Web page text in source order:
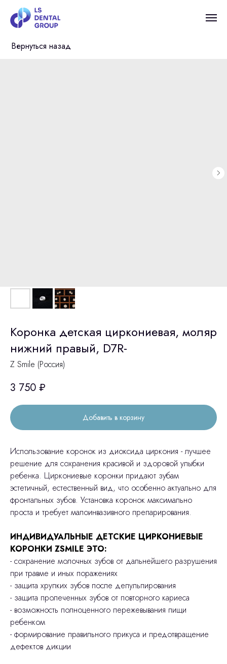
Вернуться назад
Коронка детская циркониевая, моляр
нижний правый, D7R-
Z Smile (Россия)
3 750 ₽
Добавить в корзину
Использование коронок из диоксида циркония - лучшее
решение для сохранения красивой и здоровой улыбки
ребенка. Циркониевые коронки придают зубам
эстетичный, естественный вид, что особенно актуально для
фронтальных зубов. Установка коронок максимально
проста и требует малоинвазивного препарирования.
ИНДИВИДУАЛЬНЫЕ ДЕТСКИЕ ЦИРКОНИЕВЫЕ
КОРОНКИ ZSMILE ЭТО:
- сохранение молочных зубов от дальнейшего разрушения
при травме и иных поражениях
- защита хрупких зубов после депульпирования
- защита пролеченных зубов от повторного кариеса
- возможность полноценного пережевывания пищи
ребенком
- формирование правильного прикуса и предотвращение
дефектов дикции